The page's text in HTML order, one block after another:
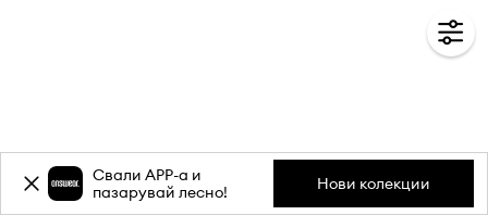
Свали APP-a и
пазарувай лесно!
Нови колекции